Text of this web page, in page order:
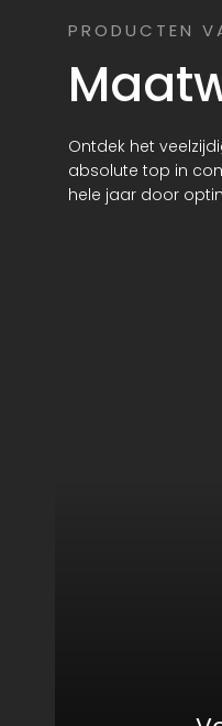
PRODUCTEN
Ontdek het
absolute top in
hele jaar door